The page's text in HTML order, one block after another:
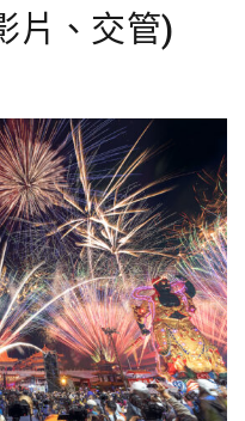
片、交管)